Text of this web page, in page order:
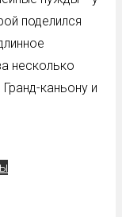
поделился
несколько
каньону и